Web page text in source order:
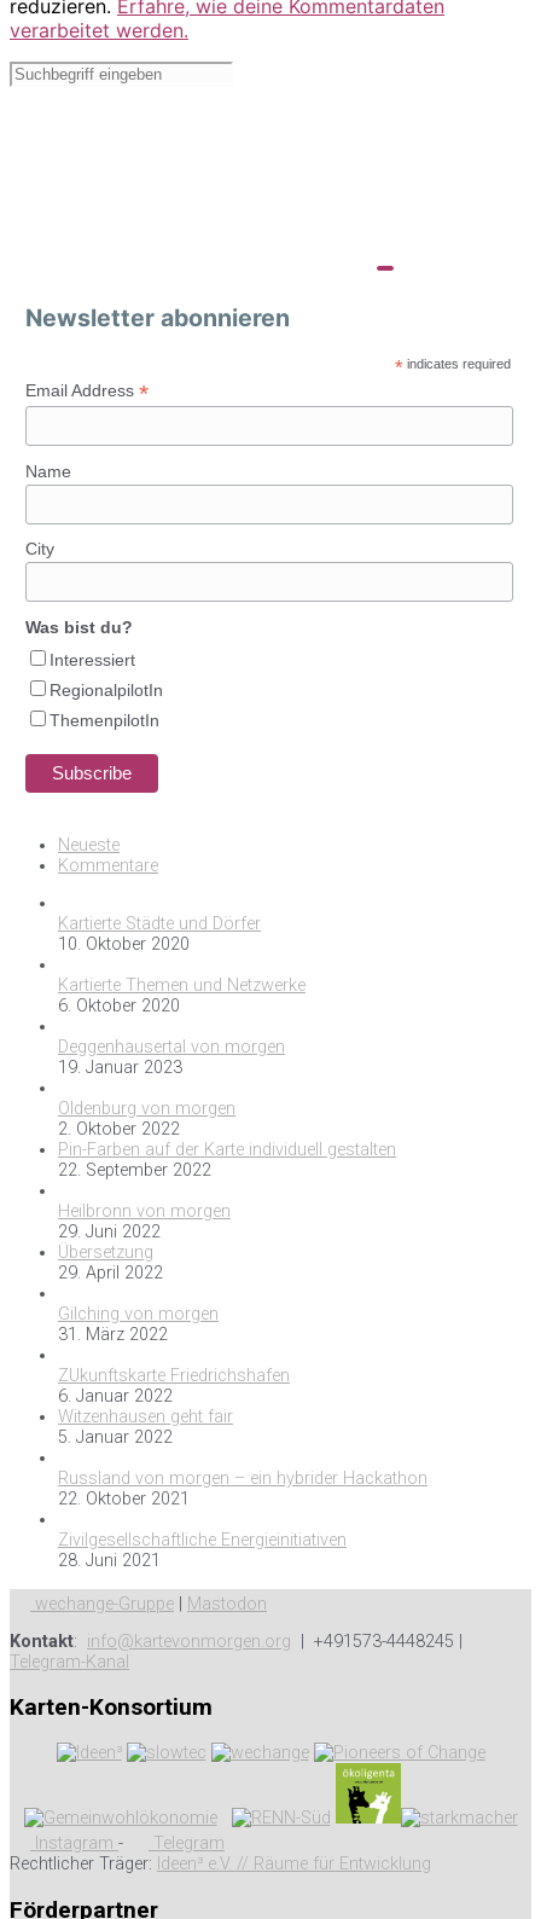
reduzieren. Erfahre, wie deine Kommentardaten
verarbeitet werden.
Newsletter abonnieren
* indicates required
Email Address *
Name
City
Was bist du?
Interessiert
RegionalpilotIn
ThemenpilotIn
Neueste
Kommentare
Kartierte Städte und Dörfer
10. Oktober 2020
Kartierte Themen und Netzwerke
6. Oktober 2020
Deggenhausertal von morgen
19. Januar 2023
Oldenburg von morgen
2. Oktober 2022
Pin-Farben auf der Karte individuell gestalten
22. September 2022
Heilbronn von morgen
29. Juni 2022
Übersetzung
29. April 2022
Gilching von morgen
31. März 2022
ZUkunftskarte Friedrichshafen
6. Januar 2022
Witzenhausen geht fair
5. Januar 2022
Russland von morgen – ein hybrider Hackathon
22. Oktober 2021
Zivilgesellschaftliche Energieinitiativen
28. Juni 2021
wechange-Gruppe
Mastodon
Kontakt: info@kartevonmorgen.org | +491573-4448245 |
Telegram-Kanal
Karten-Konsortium
Instagram -
Telegram
Rechtlicher Träger: Ideen³ e.V. // Räume für Entwicklung
Förderpartner